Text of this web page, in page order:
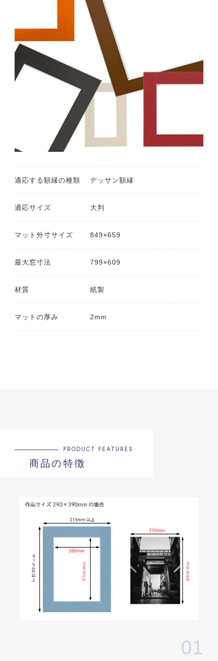
適応する額縁の種類 デッサン額縁
適応サイズ 大判
マット外寸サイズ 849×659
最大窓寸法 799×609
材質 紙製
マットの厚み 2mm
PRODUCT FEATURES
商品の特徴
01